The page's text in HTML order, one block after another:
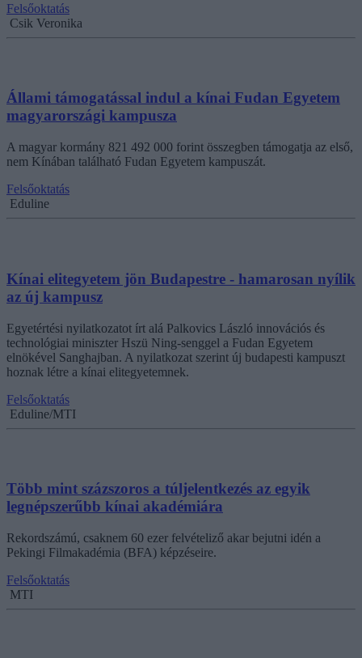
Felsőoktatás
Csik Veronika
Állami támogatással indul a kínai Fudan Egyetem
magyarországi kampusza
A magyar kormány 821 492 000 forint összegben támogatja az első,
nem Kínában található Fudan Egyetem kampuszát.
Felsőoktatás
Eduline
Kínai elitegyetem jön Budapestre - hamarosan nyílik
az új kampusz
Egyetértési nyilatkozatot írt alá Palkovics László innovációs és
technológiai miniszter Hszü Ning-senggel a Fudan Egyetem
elnökével Sanghajban. A nyilatkozat szerint új budapesti kampuszt
hoznak létre a kínai elitegyetemnek.
Felsőoktatás
Eduline/MTI
Több mint százszoros a túljelentkezés az egyik
legnépszerűbb kínai akadémiára
Rekordszámú, csaknem 60 ezer felvételiző akar bejutni idén a
Pekingi Filmakadémia (BFA) képzéseire.
Felsőoktatás
MTI